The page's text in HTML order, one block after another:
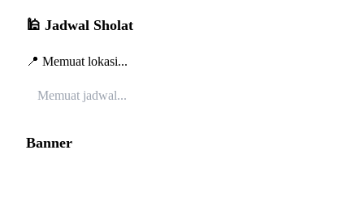
🕌 Jadwal Sholat
📍 Memuat lokasi...
Memuat jadwal...
Banner